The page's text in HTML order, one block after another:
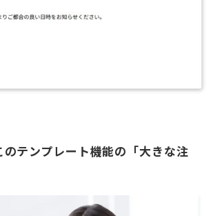
のテンプレート機能の「大きな注